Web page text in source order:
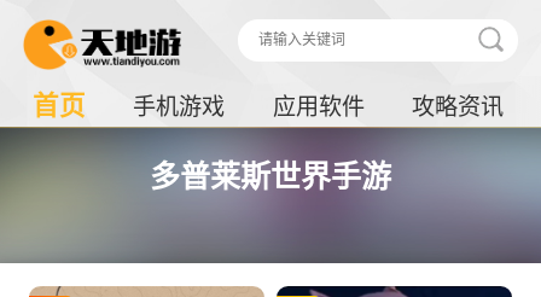
首页 手机游戏 应用软件 攻略资讯
多普莱斯世界手游